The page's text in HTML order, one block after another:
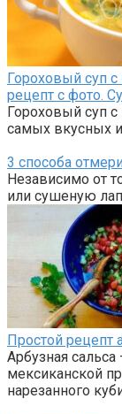
Гороховый суп
рецепт с фото.
Гороховый суп
самых вкусных
3 способа
Независимо от
или сушеную
Простой рецепт
Арбузная
мексиканской
нарезанного